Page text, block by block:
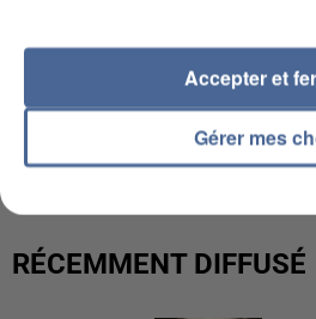
L’UN DES FONDATEURS
MAFIA INTERPELLÉ EN
RÉCEMMENT DIFFUSÉ
Gérer mes
Accepter et